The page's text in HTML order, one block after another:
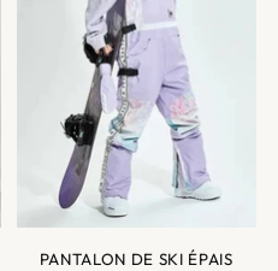
PANTALON DE SKI ÉPAIS